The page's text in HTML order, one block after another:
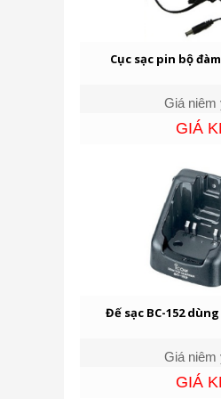
Cục sạc pin bộ
Giá niêm
GIÁ
Đế sạc BC-152
Giá niêm
GIÁ